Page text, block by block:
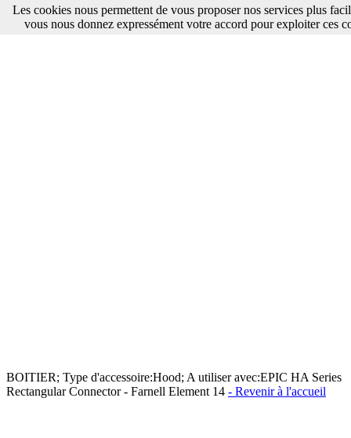
BOITIER; Type d'accessoire:Hood; A utiliser avec:EPIC HA Series
Rectangular Connector - Farnell Element 14 - Revenir à l'accueil
Les cookies nous permettent de vous proposer nos services plus
vous nous donnez expressément votre accord pour exploiter ces